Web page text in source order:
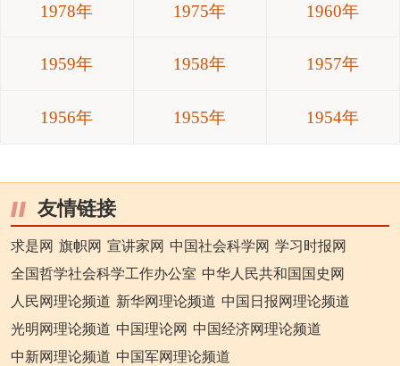
1978年 1975年 1960年
1959年 1958年 1957年
1956年 1955年 1954年
友情链接
求是网 旗帜网 宣讲家网 中国社会科学网 学习时报网
全国哲学社会科学工作办公室 中华人民共和国国史网
人民网理论频道 新华网理论频道 中国日报网理论频道
光明网理论频道 中国理论网 中国经济网理论频道
中新网理论频道 中国军网理论频道